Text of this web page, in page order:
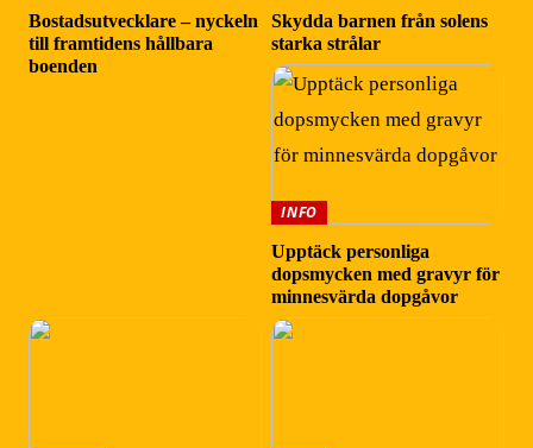
Bostadsutvecklare – nyckeln
till framtidens hållbara
boenden
Skydda barnen från solens
starka strålar
INFO
Upptäck personliga
dopsmycken med gravyr för
minnesvärda dopgåvor